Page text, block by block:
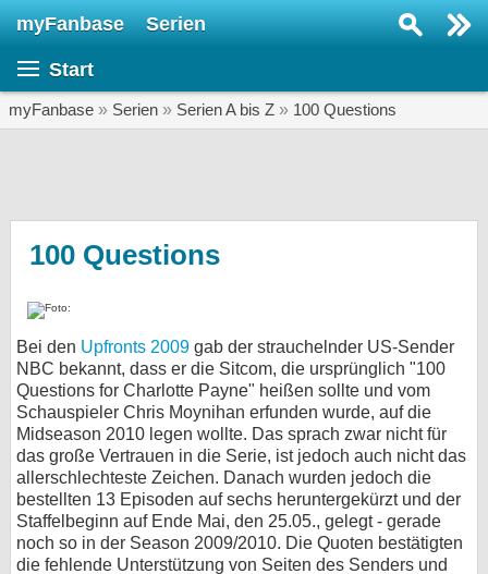
myFanbase Serien
Start
myFanbase » Serien » Serien A bis Z » 100 Questions
100 Questions
Bei den Upfronts 2009 gab der strauchelnder US-Sender
NBC bekannt, dass er die Sitcom, die ursprünglich "100
Questions for Charlotte Payne" heißen sollte und vom
Schauspieler Chris Moynihan erfunden wurde, auf die
Midseason 2010 legen wollte. Das sprach zwar nicht für
das große Vertrauen in die Serie, ist jedoch auch nicht das
allerschlechteste Zeichen. Danach wurden jedoch die
bestellten 13 Episoden auf sechs heruntergekürzt und der
Staffelbeginn auf Ende Mai, den 25.05., gelegt - gerade
noch so in der Season 2009/2010. Die Quoten bestätigten
die fehlende Unterstützung von Seiten des Senders und
SERIEN
Specials
SERVICE
Gewinnspiele
Forum
bei X
bei Facebook